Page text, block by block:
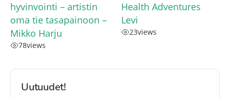
hyvinvointi – artistin
oma tie tasapainoon –
Mikko Harju
78views
Health Adventures
Levi
23views
Uutuudet!